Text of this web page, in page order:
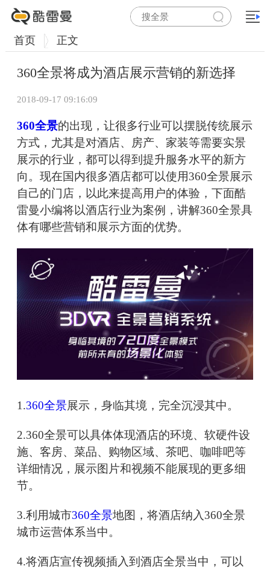
首页 正文
360全景将成为酒店展示营销的新选择
2018-09-17 09:16:09
360全景的出现，让很多行业可以摆脱传统展示
方式，尤其是对酒店、房产、家装等需要实景
展示的行业，都可以得到提升服务水平的新方
向。现在国内很多酒店都可以使用360全景展示
自己的门店，以此来提高用户的体验，下面酷
雷曼小编将以酒店行业为案例，讲解360全景具
体有哪些营销和展示方面的优势。
1.360全景展示，身临其境，完全沉浸其中。
2.360全景可以具体体现酒店的环境、软硬件设
施、客房、菜品、购物区域、茶吧、咖啡吧等
详细情况，展示图片和视频不能展现的更多细
节。
3.利用城市360全景地图，将酒店纳入360全景
城市运营体系当中。
4.将酒店宣传视频插入到酒店全景当中，可以